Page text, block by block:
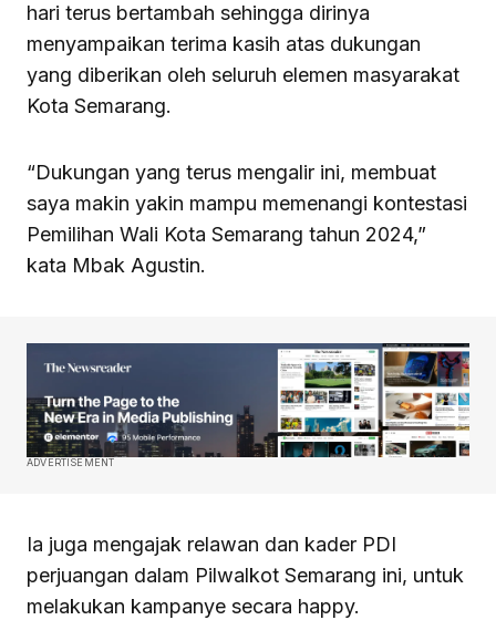
hari terus bertambah sehingga dirinya
menyampaikan terima kasih atas dukungan
yang diberikan oleh seluruh elemen masyarakat
Kota Semarang.
“Dukungan yang terus mengalir ini, membuat
saya makin yakin mampu memenangi kontestasi
Pemilihan Wali Kota Semarang tahun 2024,”
kata Mbak Agustin.
ADVERTISEMENT
Ia juga mengajak relawan dan kader PDI
perjuangan dalam Pilwalkot Semarang ini, untuk
melakukan kampanye secara happy.